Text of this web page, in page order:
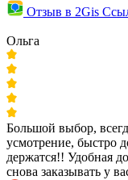
Отзыв в 2Gis
Ольга
Большой выбор,
усмотрение, быстро
держатся!! Удобная
снова заказывать у